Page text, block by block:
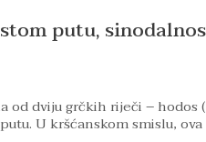
putu,
od dviju grčkih riječi – hodos
U kršćanskom smislu,